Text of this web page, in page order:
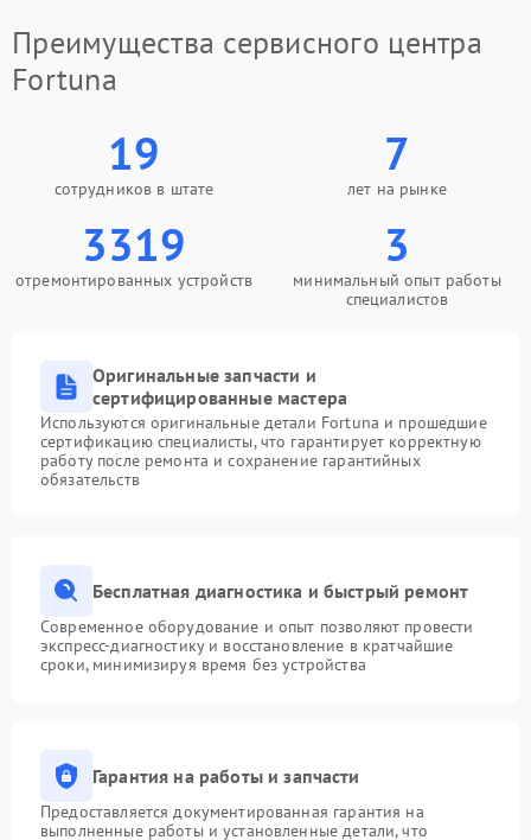
Преимущества сервисного центра
Fortuna
19
сотрудников в штате
7
лет на рынке
3319
отремонтированных устройств
3
минимальный опыт работы
специалистов
Оригинальные запчасти и
сертифицированные мастера
Используются оригинальные детали Fortuna и прошедшие
сертификацию специалисты, что гарантирует корректную
работу после ремонта и сохранение гарантийных
обязательств
Бесплатная диагностика и быстрый ремонт
Современное оборудование и опыт позволяют провести
экспресс-диагностику и восстановление в кратчайшие
сроки, минимизируя время без устройства
Гарантия на работы и запчасти
Предоставляется документированная гарантия на
выполненные работы и установленные детали, что